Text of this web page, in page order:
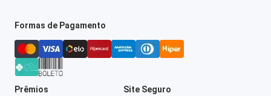
Formas de Pagamento
Prêmios Site Seguro